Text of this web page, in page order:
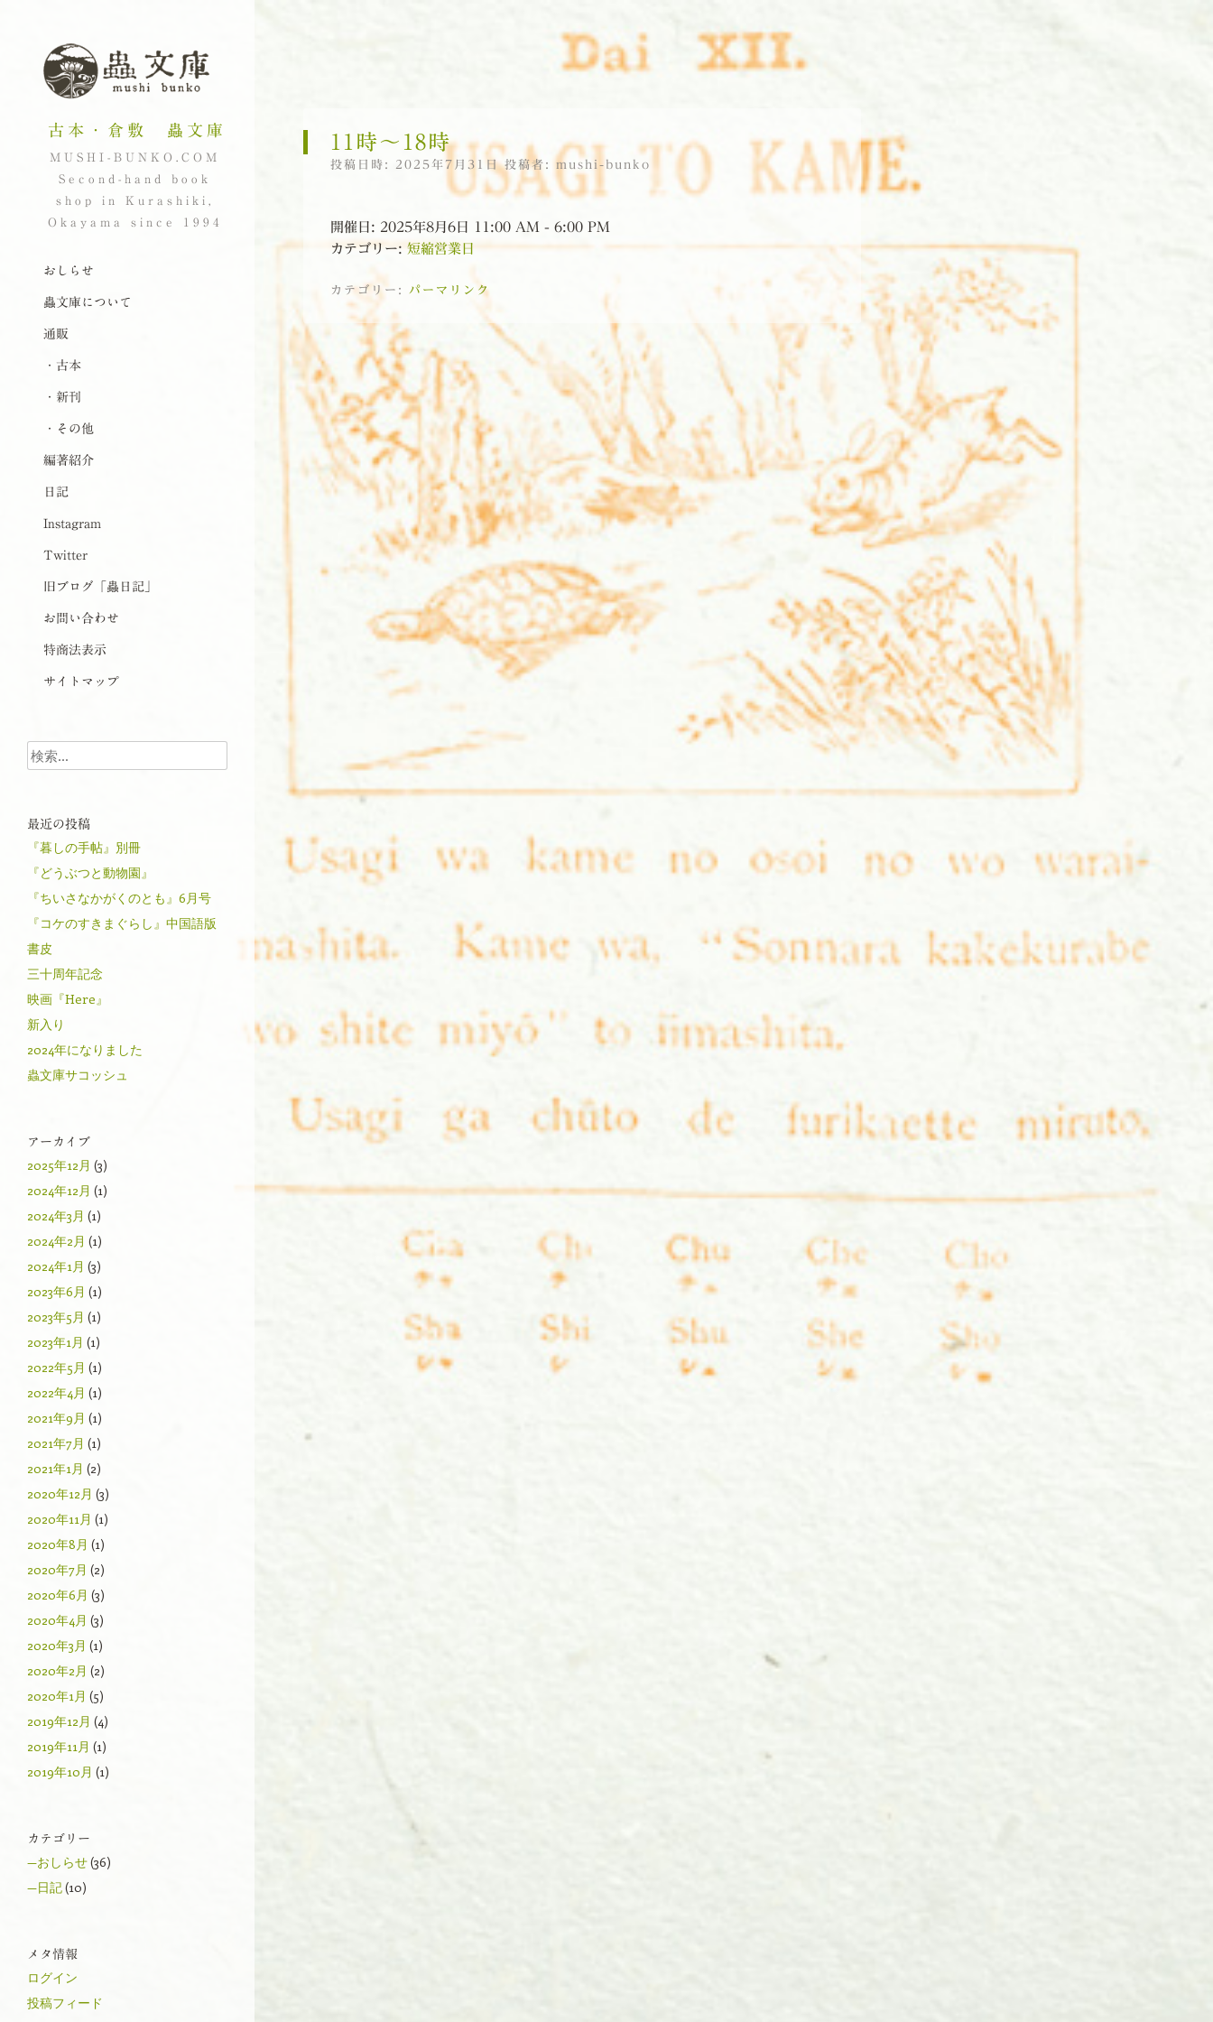
古本・倉敷 蟲文庫
MUSHI-BUNKO.COM
Second-hand book
shop in Kurashiki,
Okayama since 1994
ナビゲーション
コンテンツへスキップ
おしらせ
蟲文庫について
通販
・古本
・新刊
・その他
編著紹介
日記
Instagram
Twitter
旧ブログ「蟲日記」
お問い合わせ
特商法表示
サイトマップ
11時〜18時
投稿日時: 2025年7月31日投稿者: mushi-bunko
開催日: 2025年8月6日 11:00 AM - 6:00 PM
カテゴリー: 短縮営業日
カテゴリー: パーマリンク
投稿ナビゲーション
検索
最近の投稿
『暮しの手帖』別冊
『どうぶつと動物園』
『ちいさなかがくのとも』6月号
『コケのすきまぐらし』中国語版
書皮
三十周年記念
映画『Here』
新入り
2024年になりました
蟲文庫サコッシュ
アーカイブ
2025年12月 (3)
2024年12月 (1)
2024年3月 (1)
2024年2月 (1)
2024年1月 (3)
2023年6月 (1)
2023年5月 (1)
2023年1月 (1)
2022年5月 (1)
2022年4月 (1)
2021年9月 (1)
2021年7月 (1)
2021年1月 (2)
2020年12月 (3)
2020年11月 (1)
2020年8月 (1)
2020年7月 (2)
2020年6月 (3)
2020年4月 (3)
2020年3月 (1)
2020年2月 (2)
2020年1月 (5)
2019年12月 (4)
2019年11月 (1)
2019年10月 (1)
カテゴリー
—おしらせ(36)
—日記(10)
メタ情報
ログイン
投稿フィード